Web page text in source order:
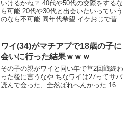
なんなんや
いけるかね？ 40代や50代の交際をするな
ら可能 20代や30代と出会いたいっていう
のなら不可能 同年代希望 イケおじで昔か
ってないけど 既婚者向けアプリとかある
ご時世だから
ワイ(34)がマチアプで18歳の子に
会いに行った結果ｗｗｗ
その子の親がワイと同い年で草2回戦終わ
った後に言うなや ちなワイは27ってサバ
読んで会った、全然ばれへんかった 16で